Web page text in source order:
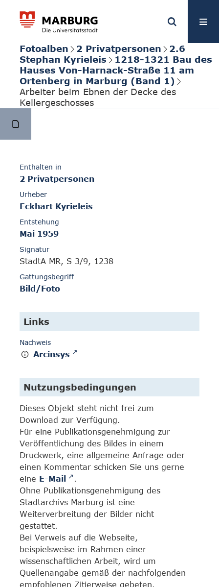
Fotoalben 2 Privatpersonen
2.6
Stephan Kyrieleis
1218-1321 Bau des
Hauses Von-Harnack-Straße 11 am
Ortenberg in Marburg (Band 1)
Arbeiter beim Ebnen der Decke des
Kellergeschosses
Enthalten in
2 Privatpersonen
Urheber
Eckhart Kyrieleis
Entstehung
Mai 1959
Signatur
StadtA MR, S 3/9, 1238
Gattungsbegriff
Bild/Foto
Links
Nachweis
Arcinsys
Nutzungsbedingungen
Dieses Objekt steht nicht frei zum
Download zur Verfügung.
Für eine Publikationsgenehmigung zur
Veröffentlichung des Bildes in einem
Druckwerk, eine allgemeine Anfrage oder
einen Kommentar schicken Sie uns gerne
eine E-Mail
.
Ohne Publikationsgenehmigung des
Stadtarchivs Marburg ist eine
Weiterverbreitung der Bilder nicht
gestattet.
Bei Verweis auf die Webseite,
beispielsweise im Rahmen einer
wissenschaftlichen Arbeit, wird um
Quellenangabe gemäß der nachfolgenden
empfohlenen Zitierweise gebeten.